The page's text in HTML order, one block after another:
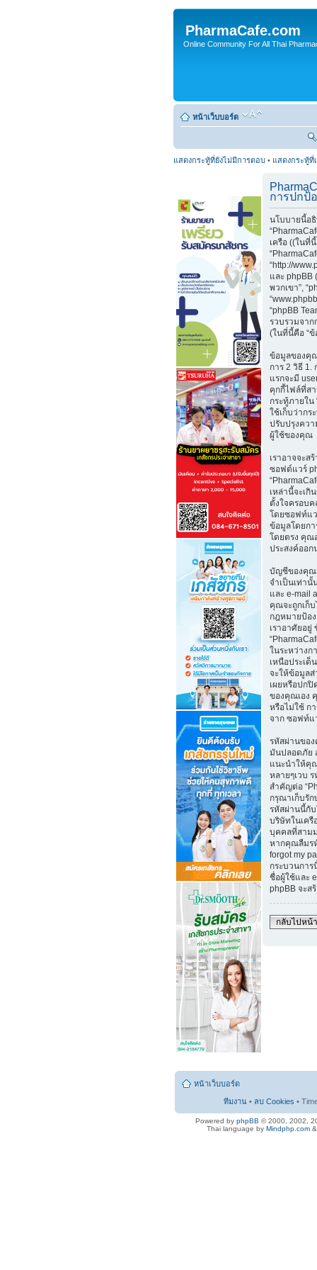
PharmaCafe.com
Online Community For All Thai
หน้าเว็บบอร์ด
แสดงกระทู้ที่ยังไม่มีการตอบ • แสดงกระทู้ที่
การปกป้
นโบบายนี้อธิ
เครือ ((ในที่นี้
“http://
และ phpBB
พวกเขา”,
“phpBB
รวบรวมจา
(ในที่นี้คือ “
ข้อมูลของคุ
การ 2 วิธี 1.
แรกจะมี
คุกกี้ไฟล์ที่ส
กระทู้ภายใน
ใช้เก็บว่ากร
ปรับปรุงควา
ผู้ใช้ของคุณ
เราอาจจะส
ซอฟต์แวร์
เหล่านี้จะเกิ
ตั้งใจครอบ
โดยซอฟท์แว
ข้อมูลโดยก
โดยตรง คุณ
ประสงค์ออก
บัญชีของคุณ
จำเป็นเท่านั้
และ e-mail
คุณจะถูกเก็
กฎหมายป้อ
เราอาศัยอ
ในระหว่างก
เหนือประเด็
จะให้ข้อมูล
เผยหรือปก
ของคุณเอง
หรือไม่ใช้ ก
จาก ซอฟท์แ
รหัสผ่านขอ
มันปลอดภัย
แนะนำให้คุ
หลายๆเวบ
สำคัญต่อ
กรุณาเก็บรัก
รหัสผ่านนี้กั
บริษัทในเครื
บุคคลที่สาม
หากคุณลืมร
forgot my
กระบวนกา
ชื่อผู้ใช้และ
phpBB จะส
กลับไปหน้
หน้าเว็บบอร์ด
ทีมงาน • ลบ Cookies •
Powered by phpBB © 2000, 2002,
Thai language by Mindphp.com